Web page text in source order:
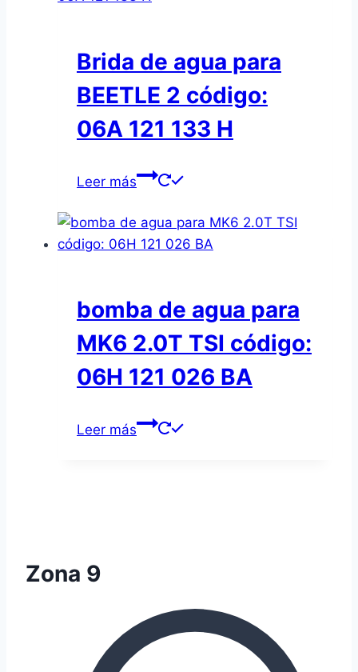
Brida de agua para
BEETLE 2 código:
06A 121 133 H
Leer más
bomba de agua para
MK6 2.0T TSI código:
06H 121 026 BA
Leer más
Zona 9